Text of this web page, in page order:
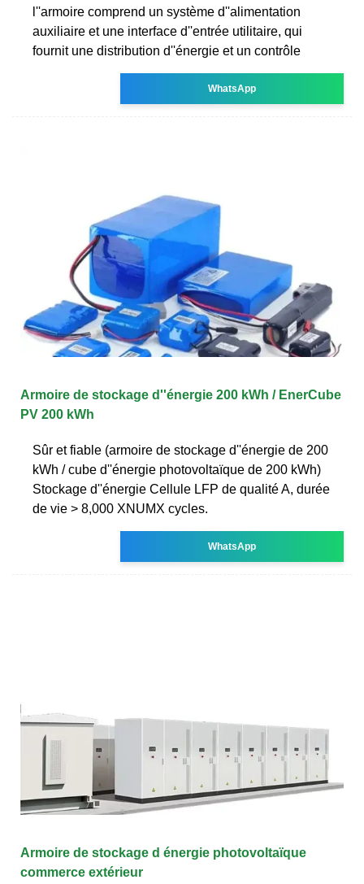
l''armoire comprend un système d''alimentation
auxiliaire et une interface d''entrée utilitaire, qui
fournit une distribution d''énergie et un contrôle
WhatsApp
Armoire de stockage d''énergie 200 kWh / EnerCube
PV 200 kWh
Sûr et fiable (armoire de stockage d''énergie de 200
kWh / cube d''énergie photovoltaïque de 200 kWh)
Stockage d''énergie Cellule LFP de qualité A, durée
de vie > 8,000 XNUMX cycles.
WhatsApp
Armoire de stockage d énergie photovoltaïque
commerce extérieur